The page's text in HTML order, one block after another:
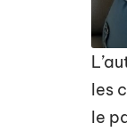
les
le